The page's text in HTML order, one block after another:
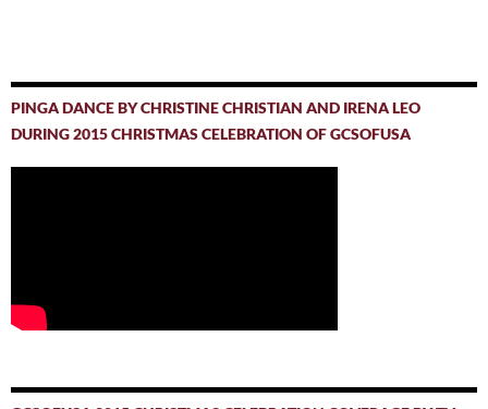
PINGA DANCE BY CHRISTINE CHRISTIAN AND IRENA LEO
DURING 2015 CHRISTMAS CELEBRATION OF GCSOFUSA